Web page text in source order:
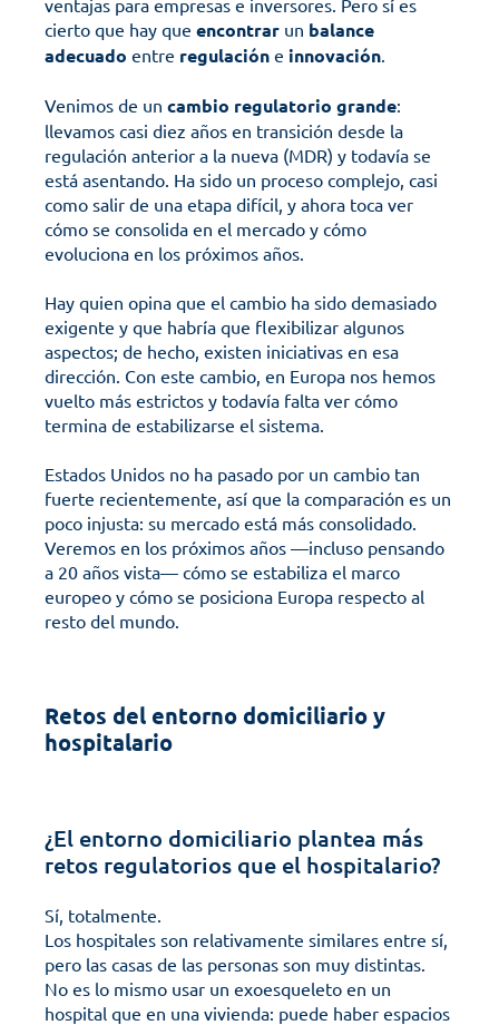
ventajas para empresas e inversores. Pero sí es
cierto que hay que encontrar un balance
adecuado entre regulación e innovación.
Venimos de un cambio regulatorio grande:
llevamos casi diez años en transición desde la
regulación anterior a la nueva (MDR) y todavía se
está asentando. Ha sido un proceso complejo, casi
como salir de una etapa difícil, y ahora toca ver
cómo se consolida en el mercado y cómo
evoluciona en los próximos años.
Hay quien opina que el cambio ha sido demasiado
exigente y que habría que flexibilizar algunos
aspectos; de hecho, existen iniciativas en esa
dirección. Con este cambio, en Europa nos hemos
vuelto más estrictos y todavía falta ver cómo
termina de estabilizarse el sistema.
Estados Unidos no ha pasado por un cambio tan
fuerte recientemente, así que la comparación es un
poco injusta: su mercado está más consolidado.
Veremos en los próximos años —incluso pensando
a 20 años vista— cómo se estabiliza el marco
europeo y cómo se posiciona Europa respecto al
resto del mundo.
Retos del entorno domiciliario y
hospitalario
¿El entorno domiciliario plantea más
retos regulatorios que el hospitalario?
Sí, totalmente.
Los hospitales son relativamente similares entre sí,
pero las casas de las personas son muy distintas.
No es lo mismo usar un exoesqueleto en un
hospital que en una vivienda: puede haber espacios